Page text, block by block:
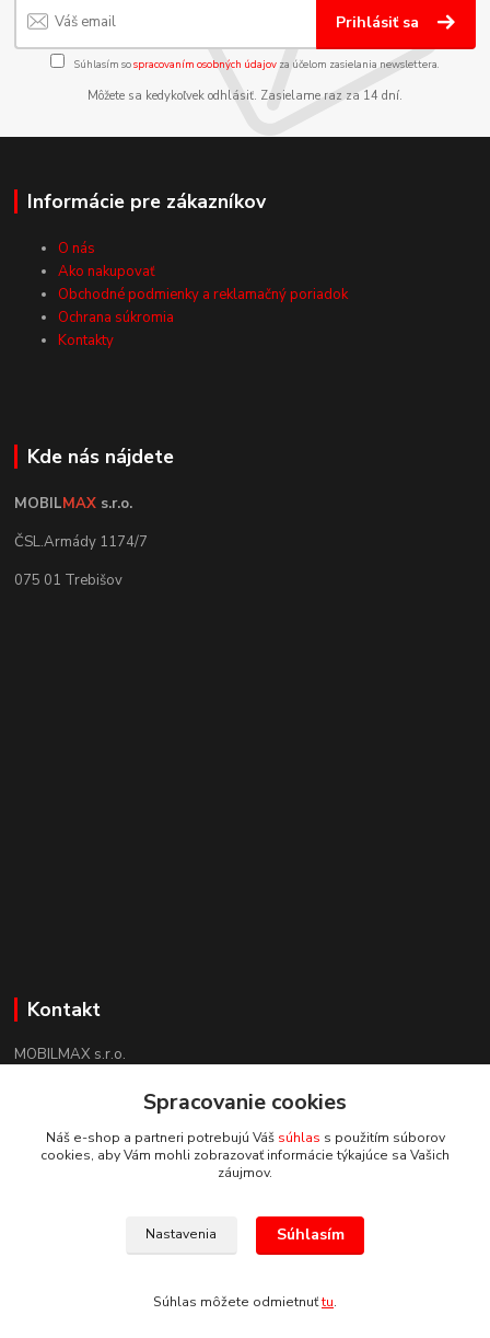
Prihlásiť sa
Súhlasím sospracovaním osobných údajov za účelom zasielania newslettera.
Môžete sa kedykoľvek odhlásiť. Zasielame raz za 14 dní.
Informácie pre zákazníkov
O nás
Ako nakupovať
Obchodné podmienky a reklamačný poriadok
Ochrana súkromia
Kontakty
Kde nás nájdete
MOBILMAX s.r.o.
ČSL.Armády 1174/7
075 01 Trebišov
Kontakt
MOBILMAX s.r.o.
(Po-Pia 8:30 -17:30, So 09:00 - 12:30)
mobilmax@mobilmax.sk
2023 MOBILMAX s.r.o.
Spracovanie cookies
Náš e-shop a partneri potrebujú Váš súhlas s použitím súborov
cookies, aby Vám mohli zobrazovať informácie týkajúce sa Vašich
záujmov.
Nastavenia Súhlasím
Súhlas môžete odmietnuťtu.